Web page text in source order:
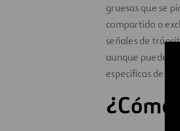
gruesas que se
compartido o
señales de
aunque puede
específicas de